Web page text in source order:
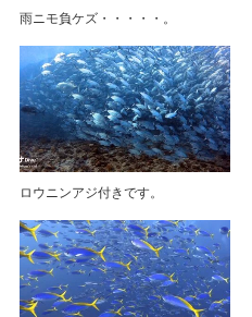
雨ニモ負ケズ・・・・・。
ロウニンアジ付きです。